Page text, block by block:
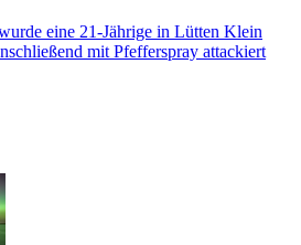
eine 21-Jährige in Lütten Klein
mit Pfefferspray attackiert